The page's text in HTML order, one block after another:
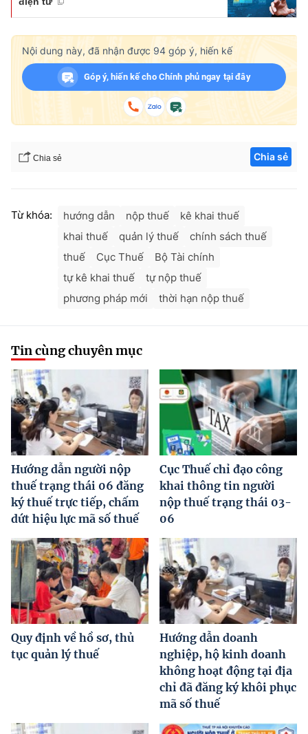
Nội dung này, đã nhận được 94 góp ý, hiến kế
Góp ý, hiến kế cho Chính phủ ngay tại đây
Chia sẻ Chia sẻ
Từ khóa: hướng dẫn nộp thuế
kê khai thuế
khai thuế
quản lý thuế
chính sách thuế
thuế
Cục Thuế
Bộ Tài chính
tự kê khai thuế
tự nộp thuế
phương pháp mới
thời hạn nộp thuế
Tin cùng chuyên mục
Hướng dẫn người nộp
thuế trạng thái 06 đăng
ký thuế trực tiếp, chấm
dứt hiệu lực mã số thuế
Cục Thuế chỉ đạo công
khai thông tin người
nộp thuế trạng thái 03-
06
Quy định về hồ sơ, thủ
tục quản lý thuế
Hướng dẫn doanh
nghiệp, hộ kinh doanh
không hoạt động tại địa
chỉ đã đăng ký khôi phục
mã số thuế